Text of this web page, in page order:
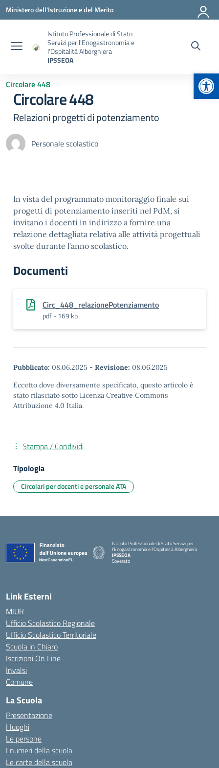
Vai ai contenuti
Vai al menu di navigazione
Vai al footer
Ministero dell'Istruzione e del Merito
Istituto Professionale di Stato
Servizi per l'Enogastronomia e
l'Ospitalità Alberghiera
IPSSEOA
Circolare 448
Circolare 448
Relazioni progetti di potenziamento
Personale scolastico
In vista del programmato monitoraggio finale sui
progetti di potenziamento inseriti nel PdM, si
invitano i docenti in indirizzo a fornire una
relazione dettagliata relativa alle attività progettuali
svolte durante l’anno scolastico.
Documenti
Circ_448_relazionePotenziamento
pdf - 169 kb
Pubblicato: 08.06.2025 - Revisione: 08.06.2025
Eccetto dove diversamente specificato, questo articolo è
stato rilasciato sotto Licenza Creative Commons
Attribuzione 4.0 Italia.
Stampa / Condividi
Tipologia
Circolari per docenti e personale ATA
Istituto Professionale di Stato Servizi per
l'Enogastronomia e l'Ospitalità Alberghiera
IPSSEOA
Soverato
Link Esterni
MIUR
Ufficio Scolastico Regionale
Ufficio Scolastico Territoriale
Scuola in Chiaro
Iscrizioni On Line
Invalsi
Comune
La Scuola
Presentazione
I luoghi
Le persone
I numeri della scuola
Le carte della scuola